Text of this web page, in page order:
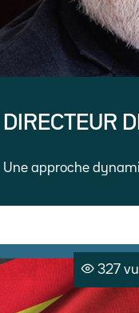
DIRECTEUR
Une approche
327